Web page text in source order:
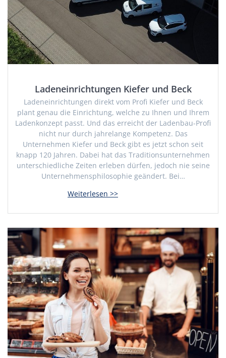
Ladeneinrichtungen Kiefer und Beck
Ladeneinrichtungen direkt vom Profi Kiefer und Beck
plant genau die Einrichtung, welche zu Ihnen und Ihrem
Ladenkonzept passt. Und das erreicht der Ladenbau-Profi
nicht nur durch jahrelange Kompetenz. Das
Unternehmen Kiefer und Beck gibt es jetzt schon seit
knapp 120 Jahren. Dabei hat das Traditionsunternehmen
unterschiedliche Zeiten erleben dürfen, jedoch nie seine
Unternehmensphilosophie geändert. Bei…